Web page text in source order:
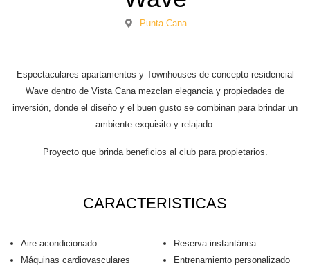
Punta Cana
Espectaculares apartamentos y Townhouses de concepto residencial
Wave dentro de Vista Cana mezclan elegancia y propiedades de
inversión, donde el diseño y el buen gusto se combinan para brindar un
ambiente exquisito y relajado.
Proyecto que brinda beneficios al club para propietarios.
CARACTERISTICAS
Aire acondicionado
Máquinas cardiovasculares
Reserva instantánea
Entrenamiento personalizado